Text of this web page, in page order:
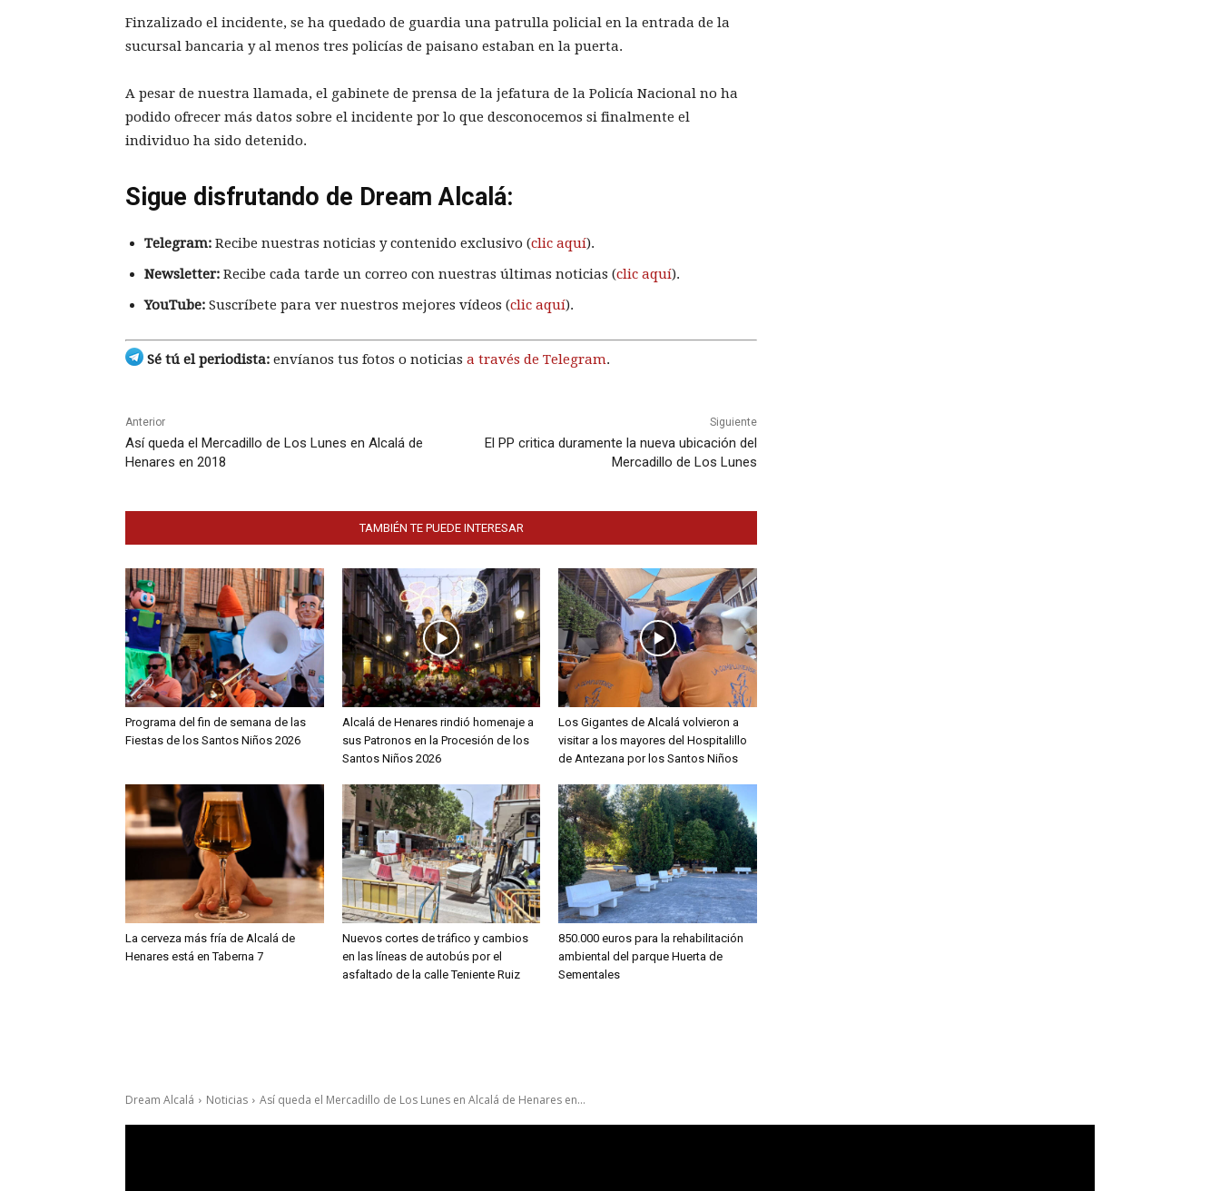
Finzalizado el incidente, se ha quedado de guardia una patrulla policial en la entrada de la
sucursal bancaria y al menos tres policías de paisano estaban en la puerta.
A pesar de nuestra llamada, el gabinete de prensa de la jefatura de la Policía Nacional no ha
podido ofrecer más datos sobre el incidente por lo que desconocemos si finalmente el
individuo ha sido detenido.
Sigue disfrutando de Dream Alcalá:
Telegram: Recibe nuestras noticias y contenido exclusivo (clic aquí).
Newsletter: Recibe cada tarde un correo con nuestras últimas noticias (clic aquí).
YouTube: Suscríbete para ver nuestros mejores vídeos (clic aquí).
Sé tú el periodista: envíanos tus fotos o noticias a través de Telegram.
Anterior
Así queda el Mercadillo de Los Lunes en Alcalá de
Henares en 2018
Siguiente
El PP critica duramente la nueva ubicación del
Mercadillo de Los Lunes
TAMBIÉN TE PUEDE INTERESAR
Programa del fin de semana de las
Fiestas de los Santos Niños 2026
Alcalá de Henares rindió homenaje a
sus Patronos en la Procesión de los
Santos Niños 2026
Los Gigantes de Alcalá volvieron a
visitar a los mayores del Hospitalillo
de Antezana por los Santos Niños
La cerveza más fría de Alcalá de
Henares está en Taberna 7
Nuevos cortes de tráfico y cambios
en las líneas de autobús por el
asfaltado de la calle Teniente Ruiz
850.000 euros para la rehabilitación
ambiental del parque Huerta de
Sementales